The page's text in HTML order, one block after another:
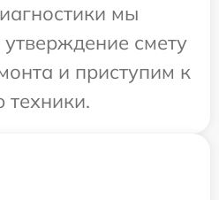
мы
смету
и приступим к
техники.